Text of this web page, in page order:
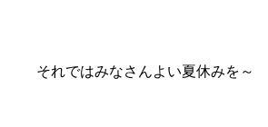
それではみなさんよい夏休みを～